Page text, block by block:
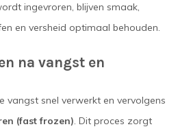
ingevroren, blijven smaak,
en versheid optimaal behouden.
na vangst en
vangst snel verwerkt en vervolgens
(fast frozen). Dit proces zorgt